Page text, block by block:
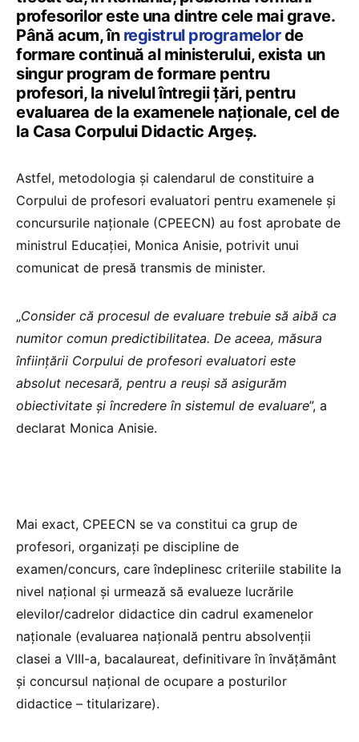
profesorilor este una dintre cele mai grave.
Până acum, în registrul programelorde
formare continuă al ministerului, exista un
singur program de formare pentru
profesori, la nivelul întregii țări, pentru
evaluarea de la examenele naționale, cel de
la Casa Corpului Didactic Argeș.
Astfel, metodologia și calendarul de constituire a
Corpului de profesori evaluatori pentru examenele și
concursurile naționale (CPEECN) au fost aprobate de
ministrul Educației, Monica Anisie, potrivit unui
comunicat de presă transmis de minister.
„Consider că procesul de evaluare trebuie să aibă ca
numitor comun predictibilitatea. De aceea, măsura
înființării Corpului de profesori evaluatori este
absolut necesară, pentru a reuși să asigurăm
obiectivitate și încredere în sistemul de evaluare”, a
declarat Monica Anisie.
Mai exact, CPEECN se va constitui ca grup de
profesori, organizați pe discipline de
examen/concurs, care îndeplinesc criteriile stabilite la
nivel național și urmează să evalueze lucrările
elevilor/cadrelor didactice din cadrul examenelor
naționale (evaluarea națională pentru absolvenții
clasei a VIII-a, bacalaureat, definitivare în învăţământ
și concursul național de ocupare a posturilor
didactice – titularizare).